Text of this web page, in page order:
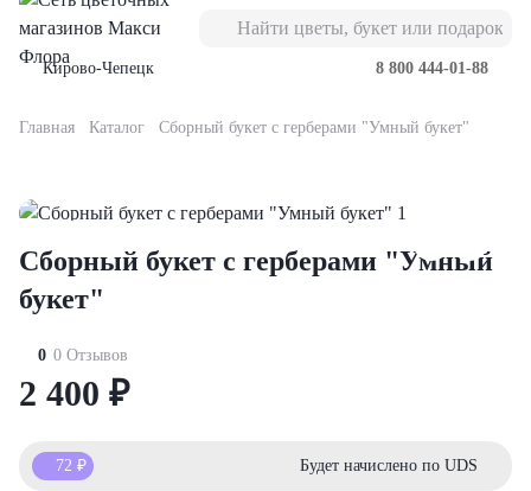
Кирово-Чепецк 8 800 444-01-88
из роз
из гвоздик
из лизиантусов
с альстромерией
к букету
игрушки
наборы
мамы
Главная Каталог Сборный букет с герберами "Умный букет"
Сборный букет с герберами "Умный
букет"
0 0 Отзывов
2 400 ₽
Будет начислено по UDS
72 ₽